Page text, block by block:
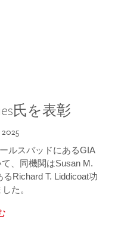
氏を表彰
ルスバッドにあるGIA
、同機関はSusan M.
Richard T. Liddicoat功
た。